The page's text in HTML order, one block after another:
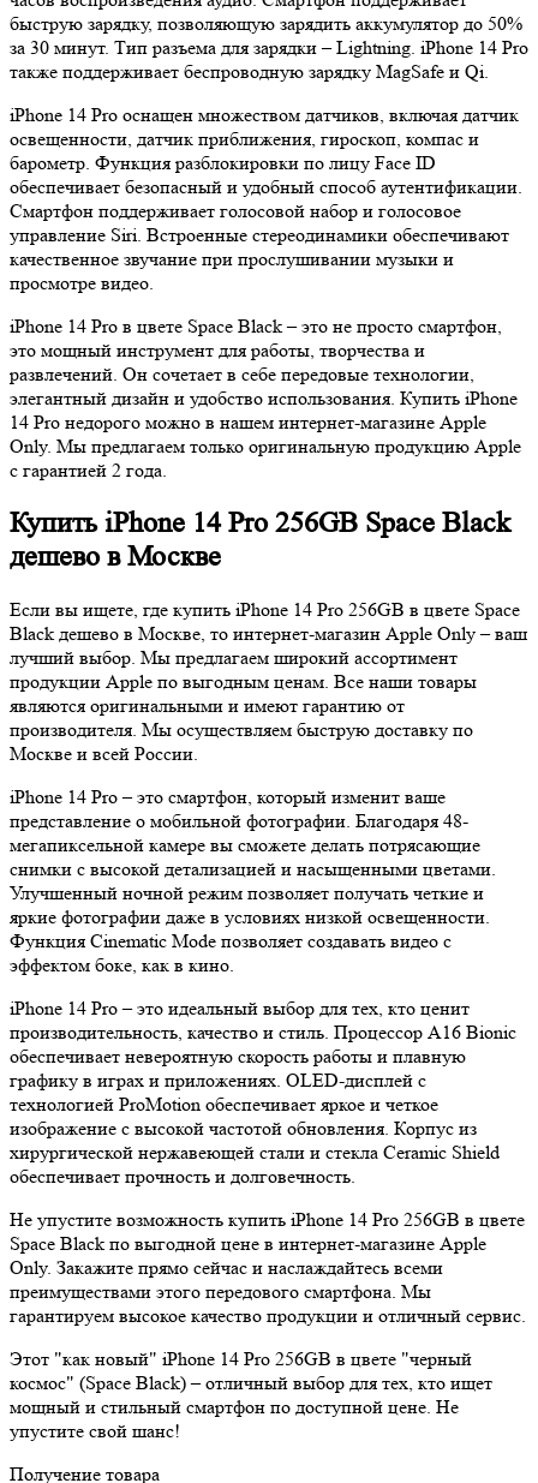
быструю зарядку, позволяющую зарядить аккумулятор до 50%
за 30 минут. Тип разъема для зарядки – Lightning. iPhone 14 Pro
также поддерживает беспроводную зарядку MagSafe и Qi.
iPhone 14 Pro оснащен множеством датчиков, включая датчик
освещенности, датчик приближения, гироскоп, компас и
барометр. Функция разблокировки по лицу Face ID
обеспечивает безопасный и удобный способ аутентификации.
Смартфон поддерживает голосовой набор и голосовое
управление Siri. Встроенные стереодинамики обеспечивают
качественное звучание при прослушивании музыки и
просмотре видео.
iPhone 14 Pro в цвете Space Black – это не просто смартфон,
это мощный инструмент для работы, творчества и
развлечений. Он сочетает в себе передовые технологии,
элегантный дизайн и удобство использования. Купить iPhone
14 Pro недорого можно в нашем интернет-магазине Apple
Only. Мы предлагаем только оригинальную продукцию Apple
с гарантией 2 года.
Купить iPhone 14 Pro 256GB Space Black
дешево в Москве
Если вы ищете, где купить iPhone 14 Pro 256GB в цвете Space
Black дешево в Москве, то интернет-магазин Apple Only – ваш
лучший выбор. Мы предлагаем широкий ассортимент
продукции Apple по выгодным ценам. Все наши товары
являются оригинальными и имеют гарантию от
производителя. Мы осуществляем быструю доставку по
Москве и всей России.
iPhone 14 Pro – это смартфон, который изменит ваше
представление о мобильной фотографии. Благодаря 48-
мегапиксельной камере вы сможете делать потрясающие
снимки с высокой детализацией и насыщенными цветами.
Улучшенный ночной режим позволяет получать четкие и
яркие фотографии даже в условиях низкой освещенности.
Функция Cinematic Mode позволяет создавать видео с
эффектом боке, как в кино.
iPhone 14 Pro – это идеальный выбор для тех, кто ценит
производительность, качество и стиль. Процессор A16 Bionic
обеспечивает невероятную скорость работы и плавную
графику в играх и приложениях. OLED-дисплей с
технологией ProMotion обеспечивает яркое и четкое
изображение с высокой частотой обновления. Корпус из
хирургической нержавеющей стали и стекла Ceramic Shield
обеспечивает прочность и долговечность.
Не упустите возможность купить iPhone 14 Pro 256GB в цвете
Space Black по выгодной цене в интернет-магазине Apple
Only. Закажите прямо сейчас и наслаждайтесь всеми
преимуществами этого передового смартфона. Мы
гарантируем высокое качество продукции и отличный сервис.
Этот "как новый" iPhone 14 Pro 256GB в цвете "черный
космос" (Space Black) – отличный выбор для тех, кто ищет
мощный и стильный смартфон по доступной цене. Не
упустите свой шанс!
Получение товара